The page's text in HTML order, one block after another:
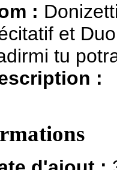
:
et
tu
: